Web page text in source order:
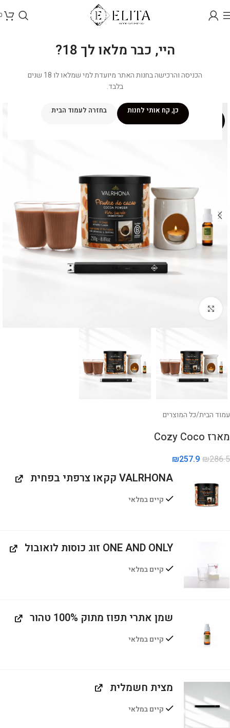
היי, כבר מלאו לך 18?
הכניסה והרכישה בחנות האתר מיועדת למי שמלאו לו 18 שנים
בלבד.
כן, קח אותי לחנות בחזרה לעמוד הבית
עמוד הבית/כל המוצרים
מארז Cozy Coco
₪286.5
₪257.9
VALRHONA קקאו צרפתי בפחית
קיים במלאי
ONE AND ONLY זוג כוסות לואובול
קיים במלאי
שמן אתרי תפוז מתוק 100% טהור
קיים במלאי
מצית חשמלית
קיים במלאי